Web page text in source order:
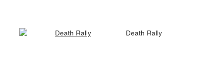
Death Rally